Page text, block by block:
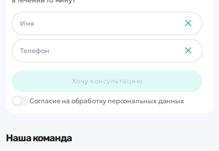
Хочу консультацию
Cогласие на обработку персональных данных
Наша команда